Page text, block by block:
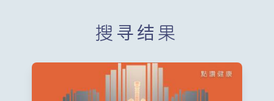
搜寻结果